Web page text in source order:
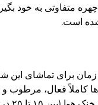
به خود
است.
برای تماشای این
فعال، مرطوب و